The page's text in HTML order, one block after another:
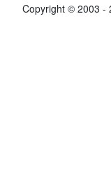
Copyright © 2003 -